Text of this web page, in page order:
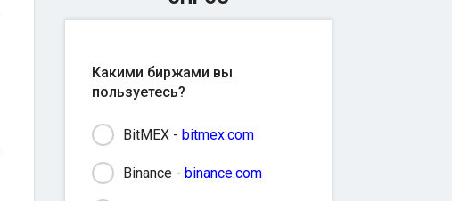
Какими биржами вы
пользуетесь?
BitMEX - bitmex.com
Binance - binance.com